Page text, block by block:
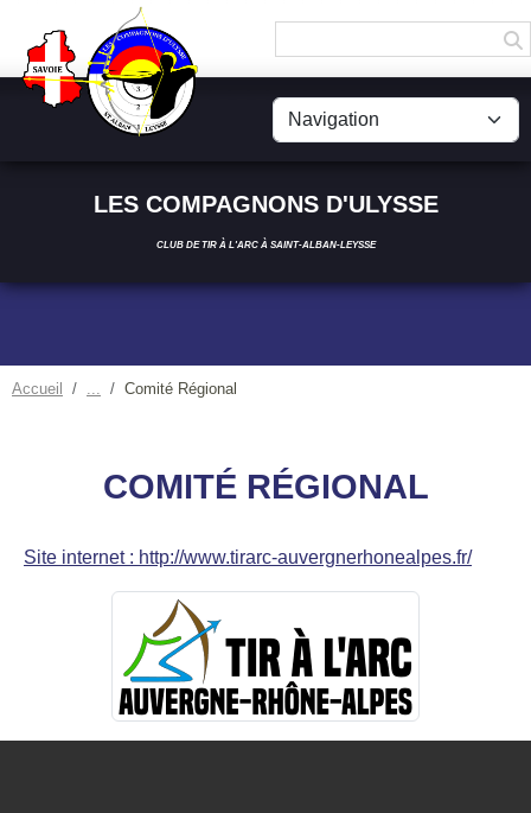
LES COMPAGNONS D'ULYSSE
CLUB DE TIR À L'ARC À SAINT-ALBAN-LEYSSE
Accueil Comité Régional
COMITÉ RÉGIONAL
Site internet : http://www.tirarc-auvergnerhonealpes.fr/
Panneau de gestion des cookies